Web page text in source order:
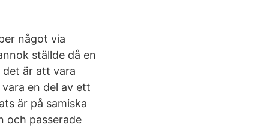
något via
ställde då en
är att vara
en del av ett
är på samiska
och passerade